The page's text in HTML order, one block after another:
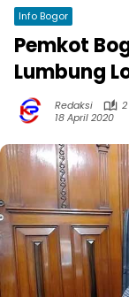
Info Bogor
Pemkot
Lumbung
Redaksi
18 April 2020